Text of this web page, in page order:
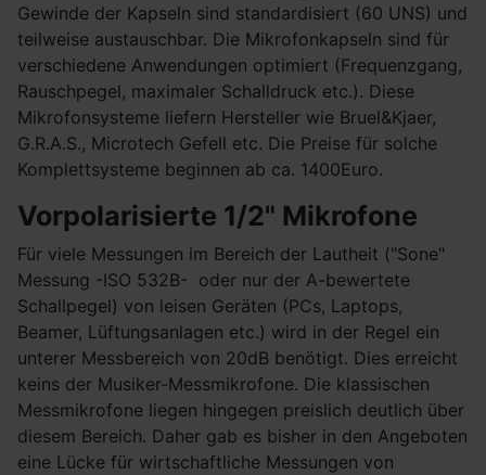
Gewinde der Kapseln sind standardisiert (60 UNS) und
teilweise austauschbar. Die Mikrofonkapseln sind für
verschiedene Anwendungen optimiert (Frequenzgang,
Rauschpegel, maximaler Schalldruck etc.). Diese
Mikrofonsysteme liefern Hersteller wie Bruel&Kjaer,
G.R.A.S., Microtech Gefell etc. Die Preise für solche
Komplettsysteme beginnen ab ca. 1400Euro.
Vorpolarisierte 1/2" Mikrofone
Für viele Messungen im Bereich der Lautheit ("Sone"
Messung -ISO 532B- oder nur der A-bewertete
Schallpegel) von leisen Geräten (PCs, Laptops,
Beamer, Lüftungsanlagen etc.) wird in der Regel ein
unterer Messbereich von 20dB benötigt. Dies erreicht
keins der Musiker-Messmikrofone. Die klassischen
Messmikrofone liegen hingegen preislich deutlich über
diesem Bereich. Daher gab es bisher in den Angeboten
eine Lücke für wirtschaftliche Messungen von